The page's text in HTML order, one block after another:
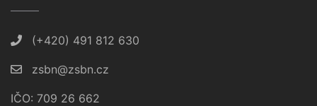
(+420) 491 812 630
zsbn@zsbn.cz
IČO: 709 26 662